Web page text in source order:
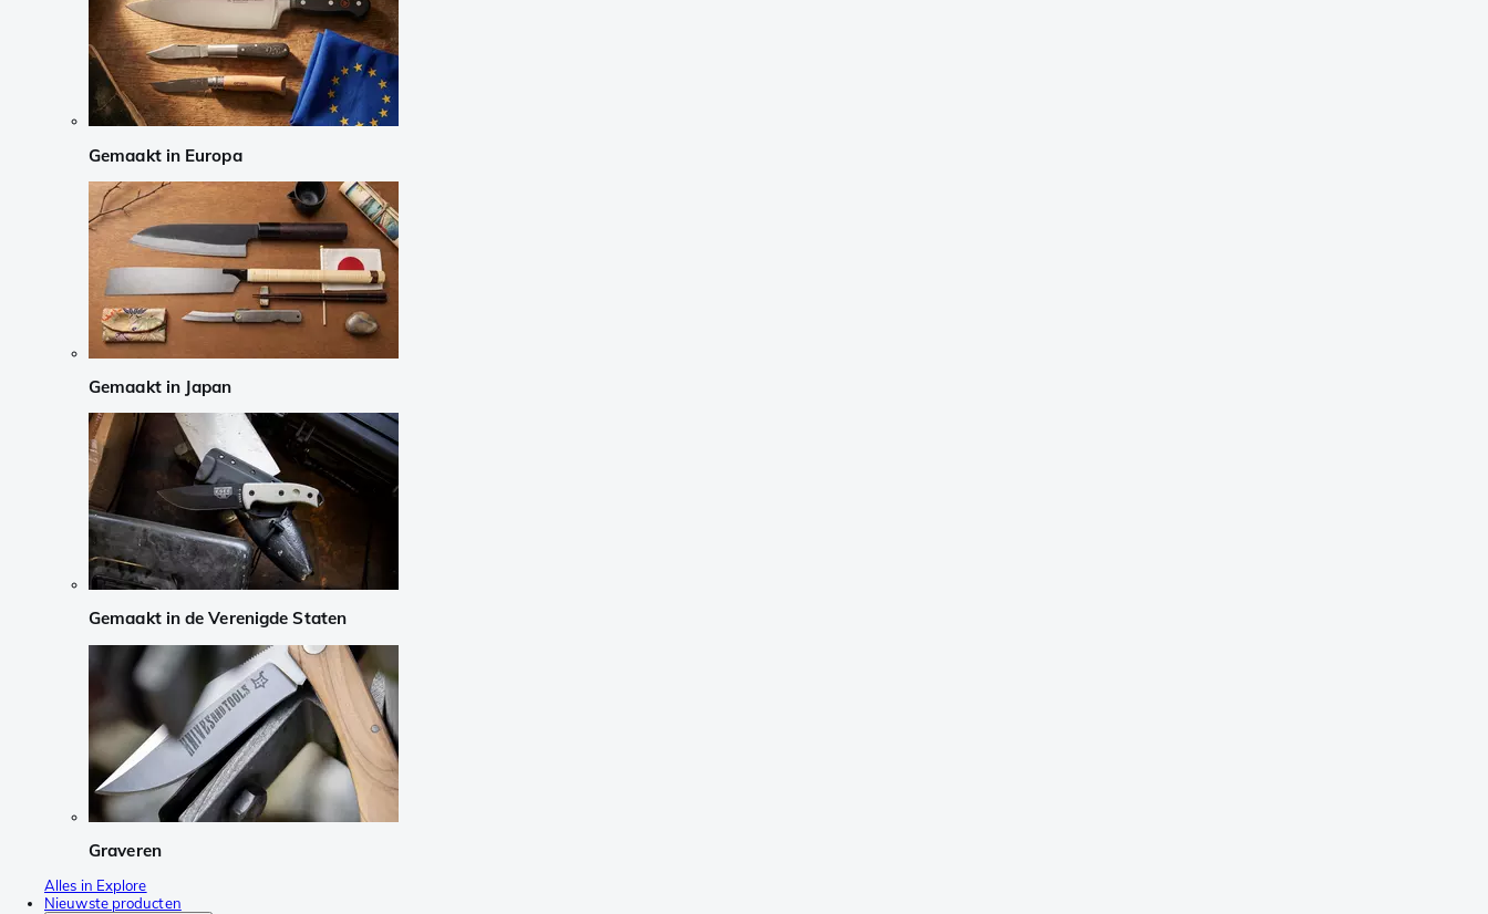
Gemaakt in Europa
Gemaakt in Japan
Gemaakt in de Verenigde Staten
Graveren
Alles in Explore
Nieuwste producten